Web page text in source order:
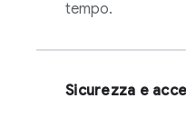
tempo.
Sicurezza e